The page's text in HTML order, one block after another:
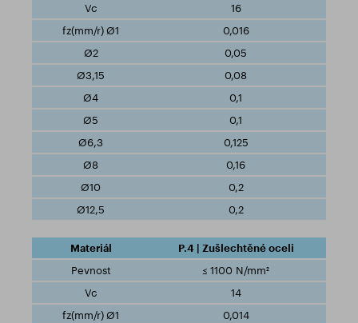
16
0,016
0,05
0,08
0,1
0,1
0,125
0,16
0,2
0,2
P.4 | Zušlechtěné oceli
≤ 1100 N/mm²
14
0,014